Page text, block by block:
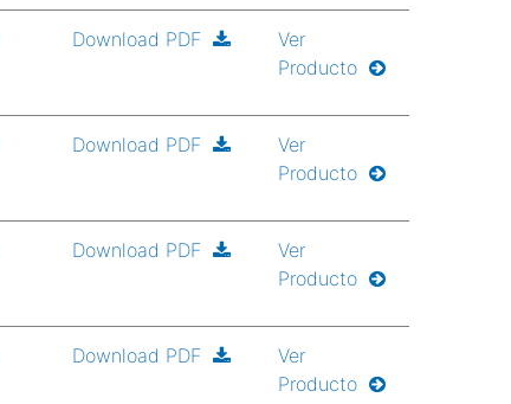
Download PDF
Ver
Producto
Download PDF
Ver
Producto
Download PDF
Ver
Producto
Download PDF
Ver
Producto